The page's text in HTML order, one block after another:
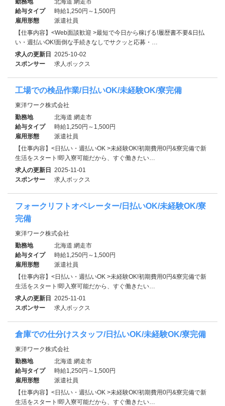
給与タイプ
時給1,250円～1,500円
雇用形態
派遣社員
【仕事内容】<Web面談歓迎 >最短で今日から稼げる!履歴書不要&日払
い・週払いOK!面倒な手続きなしでサクッと応募・…
求人の更新日 2025-10-02
スポンサー
求人ボックス
工場での検品作業/日払いOK/未経験OK/寮完備
東洋ワーク株式会社
勤務地
北海道 網走市
給与タイプ
時給1,250円～1,500円
雇用形態
派遣社員
【仕事内容】<日払い・週払いOK >未経験OK!初期費用0円&寮完備で新
生活をスタート!即入寮可能だから、すぐ働きたい…
求人の更新日 2025-11-01
スポンサー
求人ボックス
フォークリフトオペレーター/日払いOK/未経験OK/寮
完備
東洋ワーク株式会社
勤務地
北海道 網走市
給与タイプ
時給1,250円～1,500円
雇用形態
派遣社員
【仕事内容】<日払い・週払いOK >未経験OK!初期費用0円&寮完備で新
生活をスタート!即入寮可能だから、すぐ働きたい…
求人の更新日 2025-11-01
スポンサー
求人ボックス
倉庫での仕分けスタッフ/日払いOK/未経験OK/寮完備
東洋ワーク株式会社
勤務地
北海道 網走市
給与タイプ
時給1,250円～1,500円
雇用形態
派遣社員
【仕事内容】<日払い・週払いOK >未経験OK!初期費用0円&寮完備で新
生活をスタート!即入寮可能だから、すぐ働きたい…